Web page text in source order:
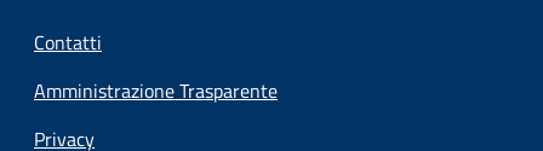
Contatti
Amministrazione Trasparente
Privacy